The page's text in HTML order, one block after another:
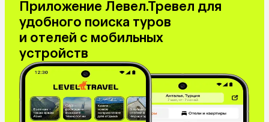
Приложение Левел.Тревел для
удобного поиска туров
и отелей с мобильных
устройств